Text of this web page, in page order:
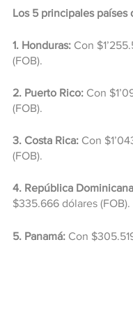
Los 5 principales países
1. Honduras: Con
(FOB).
2. Puerto Rico: Con
(FOB).
3. Costa Rica: Con
(FOB).
4. República
$335.666 dólares (FOB).
5. Panamá: Con